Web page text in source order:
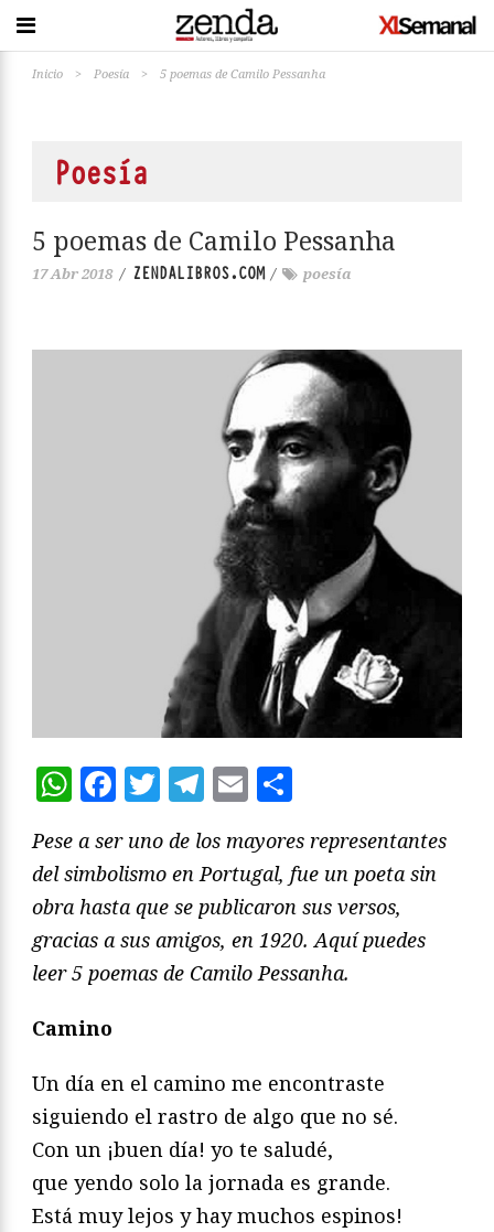
Inicio > Poesía > 5 poemas de Camilo Pessanha
Poesía
5 poemas de Camilo Pessanha
17 Abr 2018 / ZENDALIBROS.COM/ poesía
WhatsApp
Facebook
Twitter
Telegram
Email
Pese a ser uno de los mayores representantes
del simbolismo en Portugal, fue un poeta sin
obra hasta que se publicaron sus versos,
gracias a sus amigos, en 1920. Aquí puedes
leer 5 poemas de Camilo Pessanha.
Camino
Un día en el camino me encontraste
siguiendo el rastro de algo que no sé.
Con un ¡buen día! yo te saludé,
que yendo solo la jornada es grande.
Está muy lejos y hay muchos espinos!